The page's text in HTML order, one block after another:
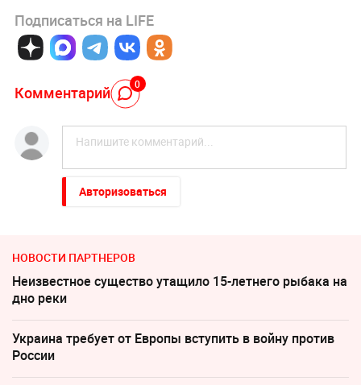
Подписаться на LIFE
Комментарий 0
Авторизоваться
НОВОСТИ ПАРТНЕРОВ
Неизвестное существо утащило 15-летнего рыбака на
дно реки
Украина требует от Европы вступить в войну против
России